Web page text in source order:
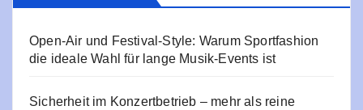
Open-Air und Festival-Style: Warum Sportfashion
die ideale Wahl für lange Musik-Events ist
Sicherheit im Konzertbetrieb – mehr als reine